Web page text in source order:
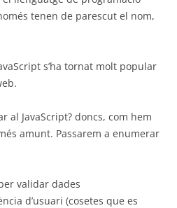
tenen de parescut el nom,
s’ha tornat molt popular
al JavaScript? doncs, com hem
amunt. Passarem a enumerar
validar dades
d’usuari (cosetes que es